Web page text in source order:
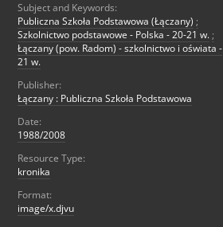
Subject and Keywords:
Publiczna Szkoła Podstawowa (Łączany) ;
Szkolnictwo podstawowe - Polska - 20-21 w. ;
Łączany (pow. Radom) - szkolnictwo i oświata -
21 w.
Publisher:
Łączany : Publiczna Szkoła Podstawowa
Date:
1988/2008
Resource Type:
kronika
Format:
image/x.djvu